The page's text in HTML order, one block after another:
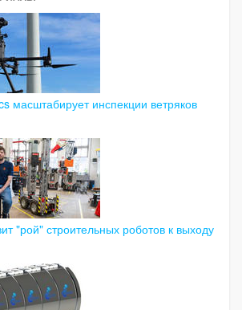
масштабирует инспекции ветряков
"рой" строительных роботов к выходу